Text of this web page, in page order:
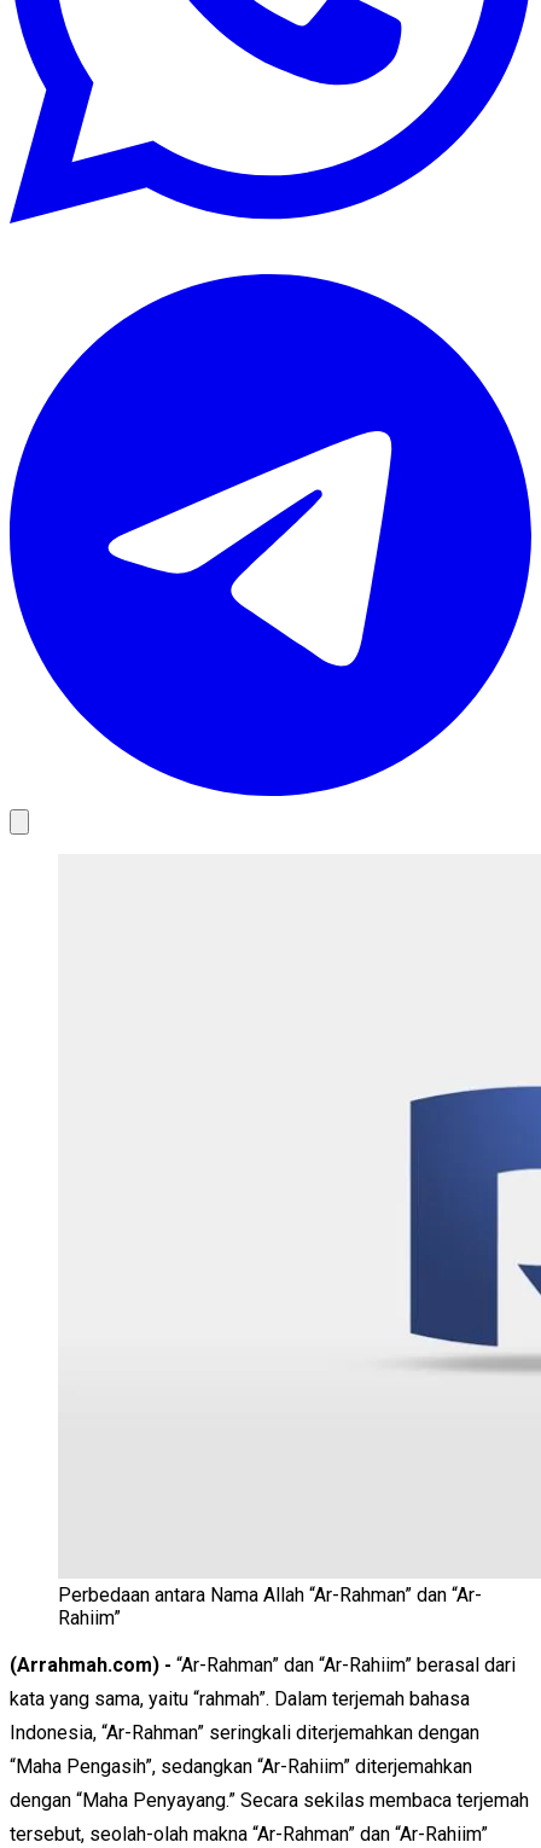
Perbedaan antara Nama Allah “Ar-Rahman” dan “Ar-
Rahiim”
(Arrahmah.com) - “Ar-Rahman” dan “Ar-Rahiim” berasal dari
kata yang sama, yaitu “rahmah”. Dalam terjemah bahasa
Indonesia, “Ar-Rahman” seringkali diterjemahkan dengan
“Maha Pengasih”, sedangkan “Ar-Rahiim” diterjemahkan
dengan “Maha Penyayang.” Secara sekilas membaca terjemah
tersebut, seolah-olah makna “Ar-Rahman” dan “Ar-Rahiim”